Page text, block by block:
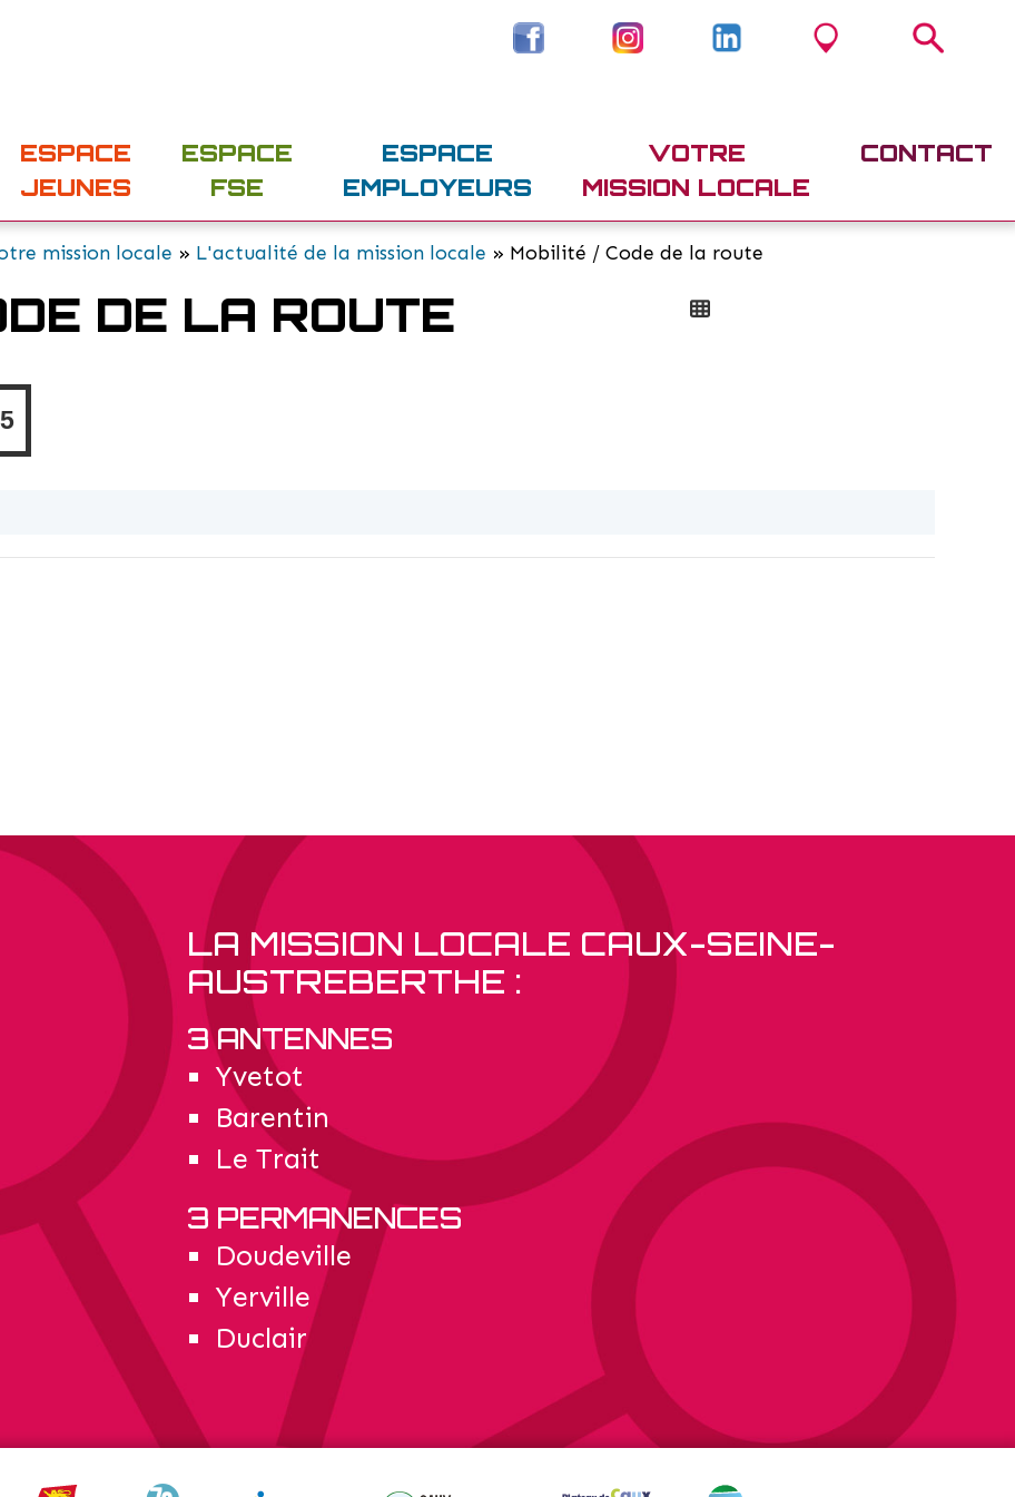
ESPACE
JEUNES
ESPACE
FSE
ESPACE
EMPLOYEURS
VOTRE
MISSION LOCALE
CONTACT
mission locale » L'actualité de la mission locale » Mobilité / Code de la route
DE LA ROUTE
LA MISSION LOCALE CAUX-SEINE-
AUSTREBERTHE :
3 ANTENNES
Yvetot
Barentin
Le Trait
3 PERMANENCES
Doudeville
Yerville
Duclair